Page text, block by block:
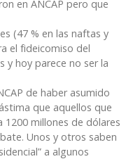
en ANCAP pero que
(47 % en las naftas y
el fideicomiso del
hoy parece no ser la
de haber asumido
que aquellos que
millones de dólares
Unos y otros saben
a algunos